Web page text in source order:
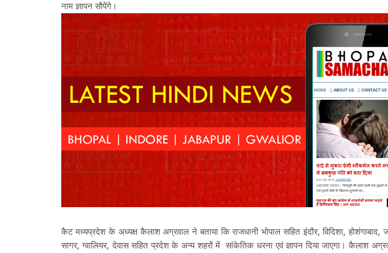
नाम ज्ञापन सौपेंगे।
कैट मध्यप्रदेश के अध्यक्ष कैलाश अग्रवाल ने बताया कि राजधानी भोपाल सहित इंदौर, विदिशा,
सागर, ग्वालियर, देवास सहित प्रदेश के अन्य शहरों में सांकेतिक धरना एवं ज्ञापन दिया जाएगा। कैलाश